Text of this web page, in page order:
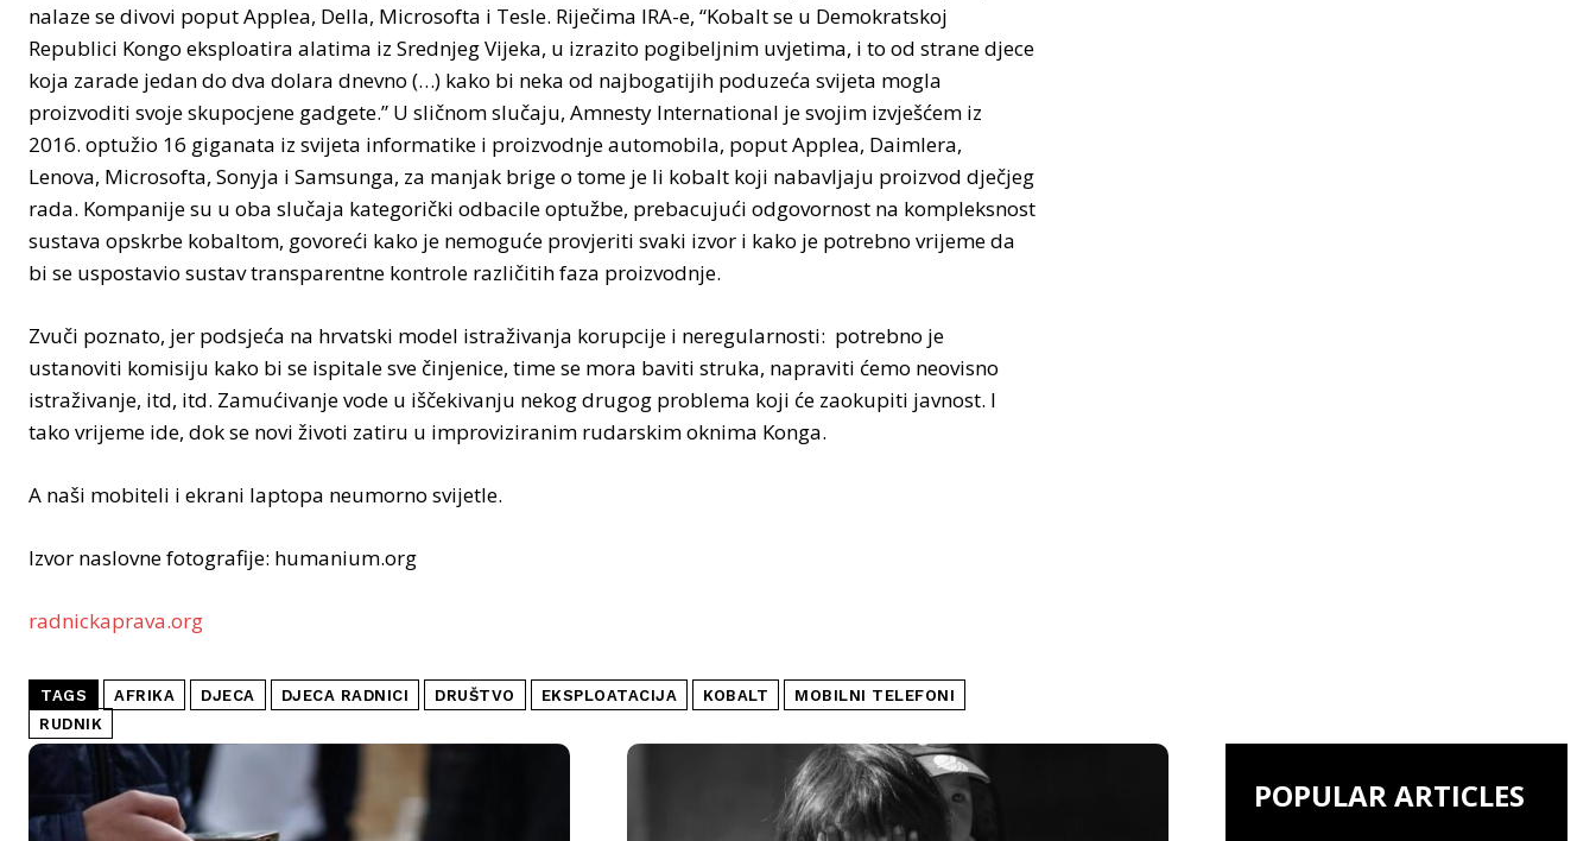
nalaze se divovi poput Applea, Della, Microsofta i Tesle. Riječima IRA-e, “Kobalt se u Demokratskoj
Republici Kongo eksploatira alatima iz Srednjeg Vijeka, u izrazito pogibeljnim uvjetima, i to od strane djece
koja zarade jedan do dva dolara dnevno (…) kako bi neka od najbogatijih poduzeća svijeta mogla
proizvoditi svoje skupocjene gadgete.” U sličnom slučaju, Amnesty International je svojim izvješćem iz
2016. optužio 16 giganata iz svijeta informatike i proizvodnje automobila, poput Applea, Daimlera,
Lenova, Microsofta, Sonyja i Samsunga, za manjak brige o tome je li kobalt koji nabavljaju proizvod dječjeg
rada. Kompanije su u oba slučaja kategorički odbacile optužbe, prebacujući odgovornost na kompleksnost
sustava opskrbe kobaltom, govoreći kako je nemoguće provjeriti svaki izvor i kako je potrebno vrijeme da
bi se uspostavio sustav transparentne kontrole različitih faza proizvodnje.
Zvuči poznato, jer podsjeća na hrvatski model istraživanja korupcije i neregularnosti: potrebno je
ustanoviti komisiju kako bi se ispitale sve činjenice, time se mora baviti struka, napraviti ćemo neovisno
istraživanje, itd, itd. Zamućivanje vode u iščekivanju nekog drugog problema koji će zaokupiti javnost. I
tako vrijeme ide, dok se novi životi zatiru u improviziranim rudarskim oknima Konga.
A naši mobiteli i ekrani laptopa neumorno svijetle.
Izvor naslovne fotografije: humanium.org
radnickaprava.org
TAGS AFRIKA DJECA DJECA RADNICI DRUŠTVO EKSPLOATACIJA KOBALT
MOBILNI TELEFONI
RUDNIK
POPULAR ARTICLES